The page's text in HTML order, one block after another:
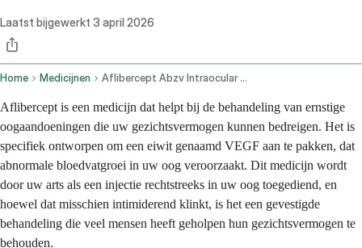
Laatst bijgewerkt 3 april 2026
Home Medicijnen Aflibercept Abzv Intraocular Route
Aflibercept is een medicijn dat helpt bij de behandeling van ernstige
oogaandoeningen die uw gezichtsvermogen kunnen bedreigen. Het is
specifiek ontworpen om een eiwit genaamd VEGF aan te pakken, dat
abnormale bloedvatgroei in uw oog veroorzaakt. Dit medicijn wordt
door uw arts als een injectie rechtstreeks in uw oog toegediend, en
hoewel dat misschien intimiderend klinkt, is het een gevestigde
behandeling die veel mensen heeft geholpen hun gezichtsvermogen te
behouden.